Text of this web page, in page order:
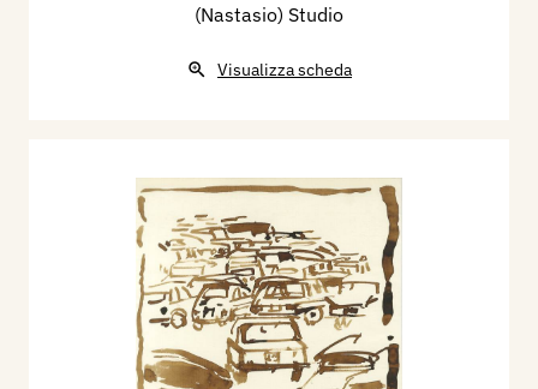
(Nastasio) Studio
Visualizza scheda